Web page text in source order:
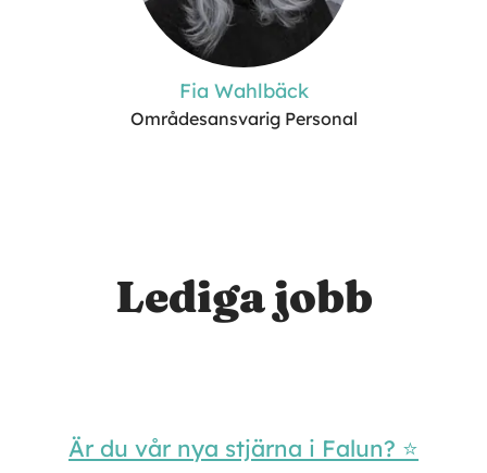
Fia Wahlbäck
Områdesansvarig Personal
Lediga jobb
Är du vår nya stjärna i Falun? ⭐